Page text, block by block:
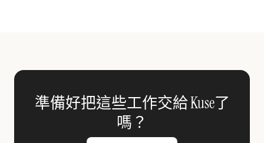
準備好把這些工作交給 Kuse了
嗎？